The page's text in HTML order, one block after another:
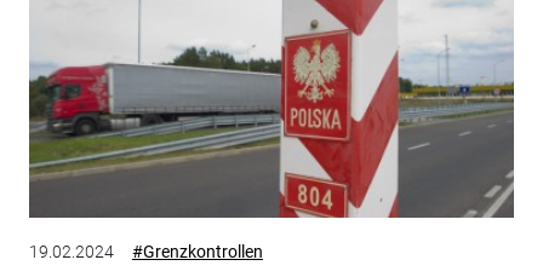
19.02.2024 #Grenzkontrollen